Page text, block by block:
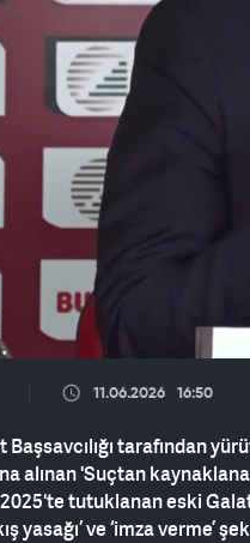
11.06.2026 16:50
tarafından
alınan 'Suçtan
tutuklanan eski
yasağı’ ve ‘imza